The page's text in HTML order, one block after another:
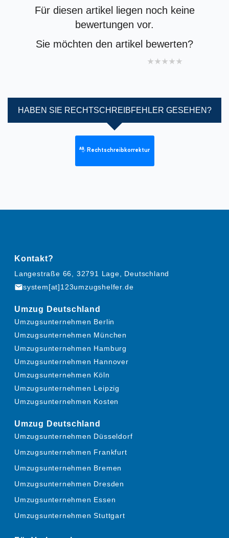
Für diesen artikel liegen noch keine
bewertungen vor.
Sie möchten den artikel bewerten?
4 stars
3 stars
2 stars
1 star
HABEN SIE RECHTSCHREIBFEHLER GESEHEN?
Rechtschreibkorrektur
Kontakt?
Langestraße 66, 32791 Lage, Deutschland
mailsystem[at]123umzugshelfer.de
Umzug Deutschland
Umzugsunternehmen Berlin
Umzugsunternehmen München
Umzugsunternehmen Hamburg
Umzugsunternehmen Hannover
Umzugsunternehmen Köln
Umzugsunternehmen Leipzig
Umzugsunternehmen Kosten
Umzug Deutschland
Umzugsunternehmen Düsseldorf
Umzugsunternehmen Frankfurt
Umzugsunternehmen Bremen
Umzugsunternehmen Dresden
Umzugsunternehmen Essen
Umzugsunternehmen Stuttgart